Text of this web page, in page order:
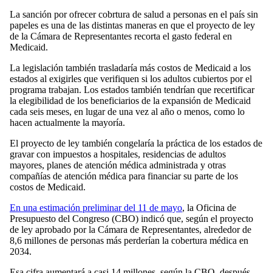
La sanción por ofrecer cobrtura de salud a personas en el país sin
papeles es una de las distintas maneras en que el proyecto de ley
de la Cámara de Representantes recorta el gasto federal en
Medicaid.
La legislación también trasladaría más costos de Medicaid a los
estados al exigirles que verifiquen si los adultos cubiertos por el
programa trabajan. Los estados también tendrían que recertificar
la elegibilidad de los beneficiarios de la expansión de Medicaid
cada seis meses, en lugar de una vez al año o menos, como lo
hacen actualmente la mayoría.
El proyecto de ley también congelaría la práctica de los estados de
gravar con impuestos a hospitales, residencias de adultos
mayores, planes de atención médica administrada y otras
compañías de atención médica para financiar su parte de los
costos de Medicaid.
En una estimación preliminar del 11 de mayo, la Oficina de
Presupuesto del Congreso (CBO) indicó que, según el proyecto
de ley aprobado por la Cámara de Representantes, alrededor de
8,6 millones de personas más perderían la cobertura médica en
2034.